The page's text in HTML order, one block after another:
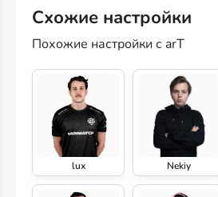
Схожие настройки
Похожие настройки с arT
lux Nekiy